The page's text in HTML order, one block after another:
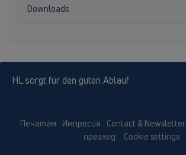
Downloads
HL sorgt für den guten Ablauf
Печатам Импресия Contact & Newsletter
преглед
Cookie settings